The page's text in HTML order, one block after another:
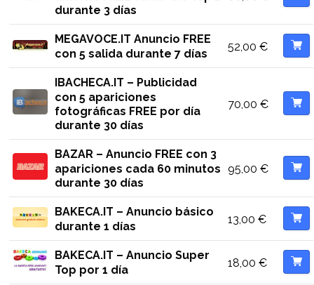
durante 3 días
MEGAVOCE.IT Anuncio FREE
con 5 salida durante 7 días
52,00 €
IBACHECA.IT – Publicidad
con 5 apariciones
fotográficas FREE por día
durante 30 días
70,00 €
BAZAR – Anuncio FREE con 3
apariciones cada 60 minutos
durante 30 días
95,00 €
BAKECA.IT – Anuncio básico
durante 1 días
13,00 €
BAKECA.IT – Anuncio Super
Top por 1 día
18,00 €